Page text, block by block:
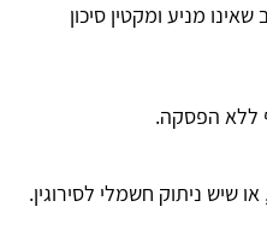
מניע ומקטין סיכון
ללא הפסקה.
שיש ניתוק חשמלי לסירוגין.